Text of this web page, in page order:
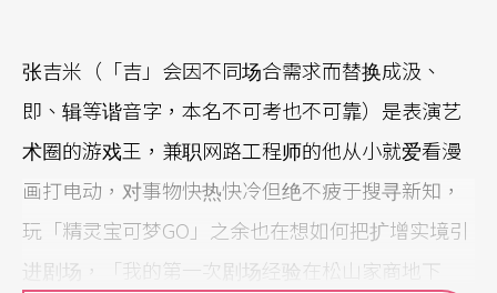
张吉米（「吉」会因不同场合需求而替换成汲、
即、辑等谐音字，本名不可考也不可靠）是表演艺
术圈的游戏王，兼职网路工程师的他从小就爱看漫
画打电动，对事物快热快冷但绝不疲于搜寻新知，
玩「精灵宝可梦GO」之余也在想如何把扩增实境引
进剧场，「我的第一次剧场经验在松山家商地下